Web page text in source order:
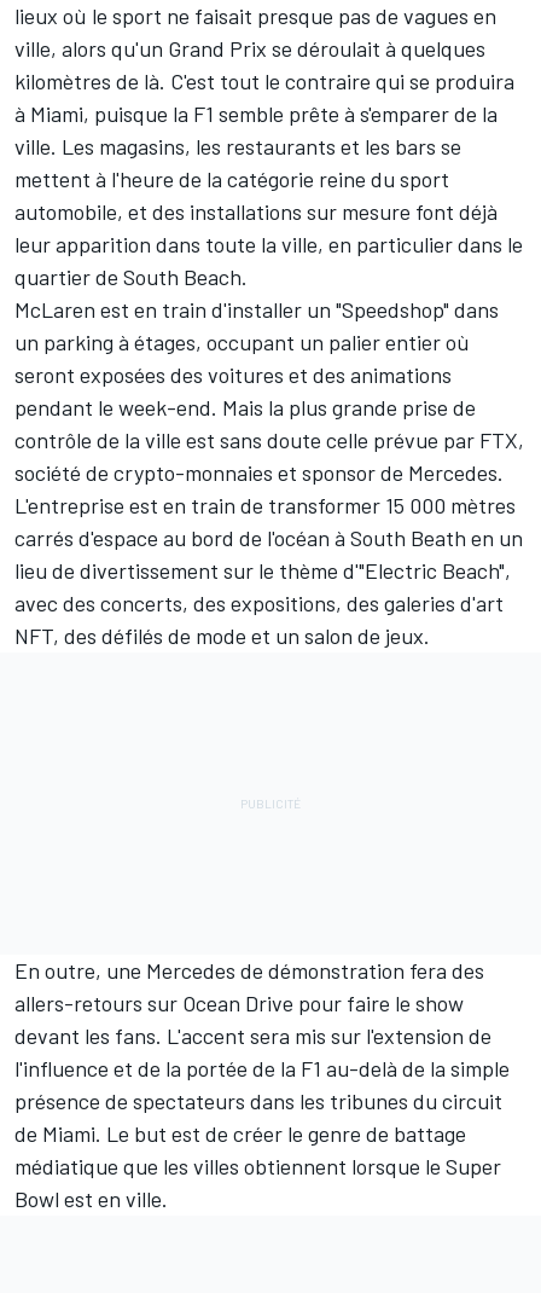
lieux où le sport ne faisait presque pas de vagues en
ville, alors qu'un Grand Prix se déroulait à quelques
kilomètres de là. C'est tout le contraire qui se produira
à Miami, puisque la F1 semble prête à s'emparer de la
ville. Les magasins, les restaurants et les bars se
mettent à l'heure de la catégorie reine du sport
automobile, et des installations sur mesure font déjà
leur apparition dans toute la ville, en particulier dans le
quartier de South Beach.
McLaren est en train d'installer un "Speedshop" dans
un parking à étages, occupant un palier entier où
seront exposées des voitures et des animations
pendant le week-end. Mais la plus grande prise de
contrôle de la ville est sans doute celle prévue par FTX,
société de crypto-monnaies et sponsor de Mercedes.
L'entreprise est en train de transformer 15 000 mètres
carrés d'espace au bord de l'océan à South Beath en un
lieu de divertissement sur le thème d'"Electric Beach",
avec des concerts, des expositions, des galeries d'art
NFT, des défilés de mode et un salon de jeux.
En outre, une Mercedes de démonstration fera des
allers-retours sur Ocean Drive pour faire le show
devant les fans. L'accent sera mis sur l'extension de
l'influence et de la portée de la F1 au-delà de la simple
présence de spectateurs dans les tribunes du circuit
de Miami. Le but est de créer le genre de battage
médiatique que les villes obtiennent lorsque le Super
Bowl est en ville.